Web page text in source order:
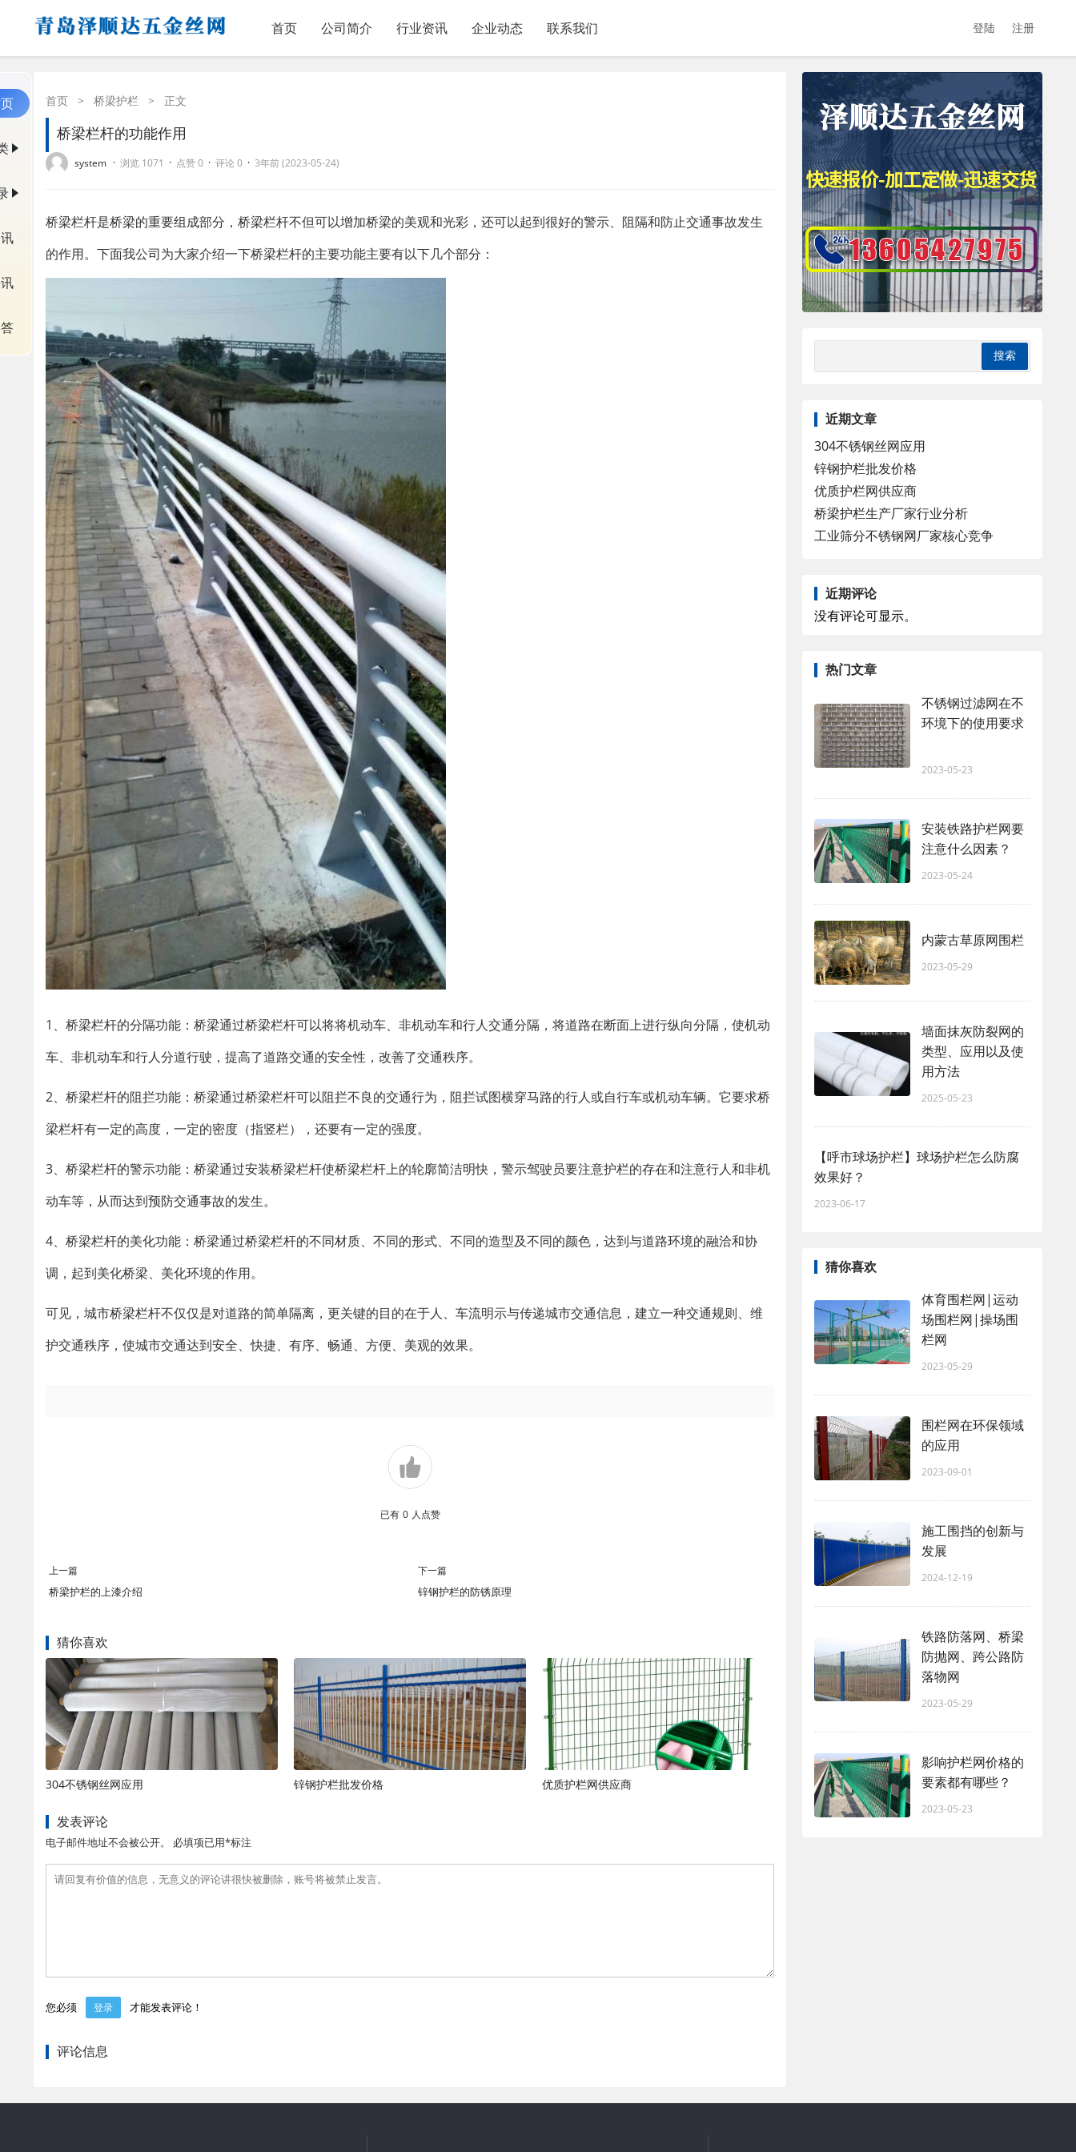
首页 公司简介 行业资讯 企业动态 联系我们 登陆 注册
首页 > 桥梁护栏 > 正文
桥梁栏杆的功能作用
system · 浏览 1071 · 点赞 0 · 评论 0 · 3年前 (2023-05-24)
桥梁栏杆是桥梁的重要组成部分，桥梁栏杆不但可以增加桥梁的美观和光彩，还可以起到很好的警示、阻隔和防止交通事故发生
的作用。下面我公司为大家介绍一下桥梁栏杆的主要功能主要有以下几个部分：
1、桥梁栏杆的分隔功能：桥梁通过桥梁栏杆可以将将机动车、非机动车和行人交通分隔，将道路在断面上进行纵向分隔，使机动
车、非机动车和行人分道行驶，提高了道路交通的安全性，改善了交通秩序。
2、桥梁栏杆的阻拦功能：桥梁通过桥梁栏杆可以阻拦不良的交通行为，阻拦试图横穿马路的行人或自行车或机动车辆。它要求桥
梁栏杆有一定的高度，一定的密度（指竖栏），还要有一定的强度。
3、桥梁栏杆的警示功能：桥梁通过安装桥梁栏杆使桥梁栏杆上的轮廓简洁明快，警示驾驶员要注意护栏的存在和注意行人和非机
动车等，从而达到预防交通事故的发生。
4、桥梁栏杆的美化功能：桥梁通过桥梁栏杆的不同材质、不同的形式、不同的造型及不同的颜色，达到与道路环境的融洽和协
调，起到美化桥梁、美化环境的作用。
可见，城市桥梁栏杆不仅仅是对道路的简单隔离，更关键的目的在于人、车流明示与传递城市交通信息，建立一种交通规则、维
护交通秩序，使城市交通达到安全、快捷、有序、畅通、方便、美观的效果。
已有 0 人点赞
上一篇
桥梁护栏的上漆介绍
下一篇
锌钢护栏的防锈原理
猜你喜欢
304不锈钢丝网应用 锌钢护栏批发价格 优质护栏网供应商
发表评论
电子邮件地址不会被公开。 必填项已用*标注
您必须 登录 才能发表评论！
评论信息
近期文章
304不锈钢丝网应用
锌钢护栏批发价格
优质护栏网供应商
桥梁护栏生产厂家行业分析
工业筛分不锈钢网厂家核心竞争
近期评论
没有评论可显示。
热门文章
不锈钢过滤网在不
环境下的使用要求
2023-05-23
安装铁路护栏网要
注意什么因素？
2023-05-24
内蒙古草原网围栏
2023-05-29
墙面抹灰防裂网的
类型、应用以及使
用方法
2025-05-23
【呼市球场护栏】球场护栏怎么防腐
效果好？
2023-06-17
猜你喜欢
体育围栏网|运动
场围栏网|操场围
栏网
2023-05-29
围栏网在环保领域
的应用
2023-09-01
施工围挡的创新与
发展
2024-12-19
铁路防落网、桥梁
防抛网、跨公路防
落物网
2023-05-29
影响护栏网价格的
要素都有哪些？
2023-05-23